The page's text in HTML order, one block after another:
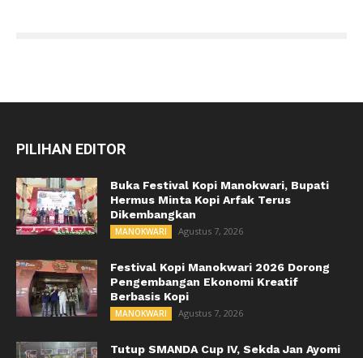
PILIHAN EDITOR
Buka Festival Kopi Manokwari, Bupati
Hermus Minta Kopi Arfak Terus
Dikembangkan
MANOKWARI Agustus 7, 2026
Festival Kopi Manokwari 2026 Dorong
Pengembangan Ekonomi Kreatif
Berbasis Kopi
MANOKWARI Agustus 7, 2026
Tutup SMANDA Cup IV, Sekda Jan Ayomi